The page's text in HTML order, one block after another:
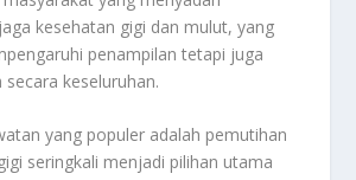
kesehatan gigi dan mulut, yang
penampilan tetapi juga
keseluruhan.
yang populer adalah pemutihan
seringkali menjadi pilihan utama